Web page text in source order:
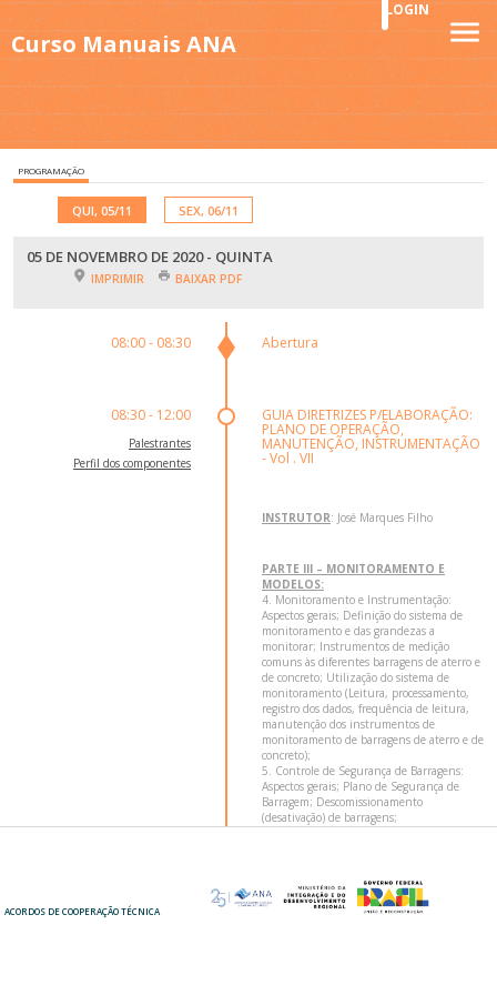
Curso Manuais ANA
LOGIN
PROGRAMAÇÃO
QUI, 05/11 SEX, 06/11
05 DE NOVEMBRO DE 2020 - QUINTA
IMPRIMIR BAIXAR PDF
08:00 - 08:30 Abertura
08:30 - 12:00
Palestrantes
Perfil dos componentes
GUIA DIRETRIZES P/ELABORAÇÃO:
PLANO DE OPERAÇÃO,
MANUTENÇÃO, INSTRUMENTAÇÃO
- Vol . VII
INSTRUTOR: José Marques Filho
PARTE III – MONITORAMENTO E
MODELOS:
4. Monitoramento e Instrumentação:
Aspectos gerais; Definição do sistema de
monitoramento e das grandezas a
monitorar; Instrumentos de medição
comuns às diferentes barragens de aterro e
de concreto; Utilização do sistema de
monitoramento (Leitura, processamento,
registro dos dados, frequência de leitura,
manutenção dos instrumentos de
monitoramento de barragens de aterro e de
concreto);
5. Controle de Segurança de Barragens:
Aspectos gerais; Plano de Segurança de
Barragem; Descomissionamento
(desativação) de barragens;
ACORDOS DE COOPERAÇÃO TÉCNICA
ACORDOS DE COOPERAÇÃO TÉCNICA